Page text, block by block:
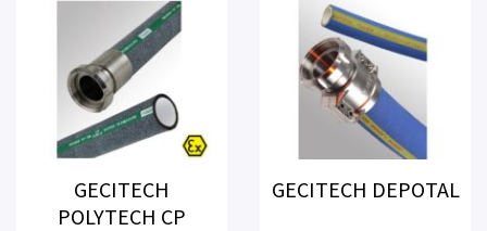
GECITECH
POLYTECH CP
GECITECH DEPOTAL